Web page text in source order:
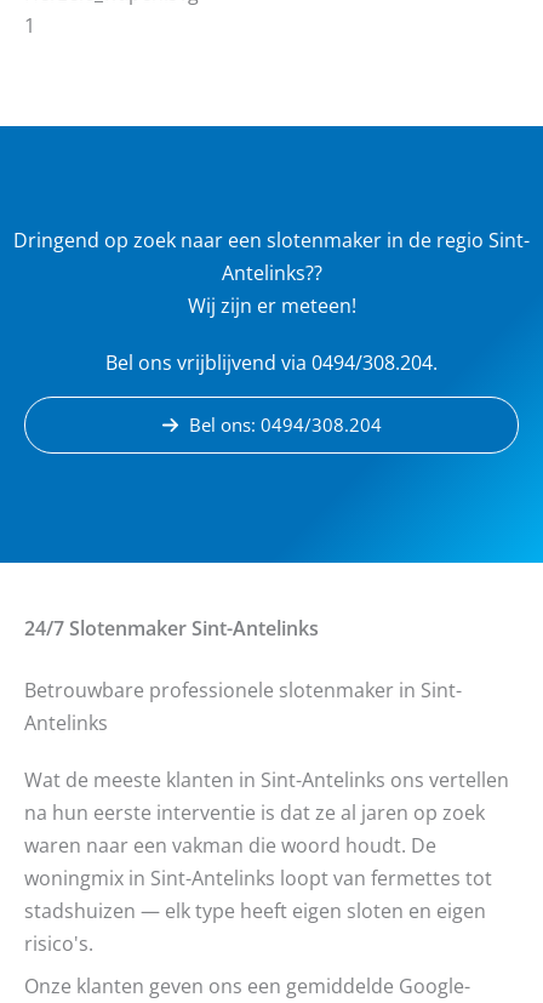
Dringend op zoek naar een slotenmaker in de regio Sint-
Antelinks??
Wij zijn er meteen!
Bel ons vrijblijvend via 0494/308.204.
Bel ons: 0494/308.204
24/7 SlotenmakerSint-Antelinks
Betrouwbare professionele slotenmaker in Sint-
Antelinks
Wat de meeste klanten in Sint-Antelinks ons vertellen
na hun eerste interventie is dat ze al jaren op zoek
waren naar een vakman die woord houdt. De
woningmix in Sint-Antelinks loopt van fermettes tot
stadshuizen — elk type heeft eigen sloten en eigen
risico's.
Onze klanten geven ons een gemiddelde Google-